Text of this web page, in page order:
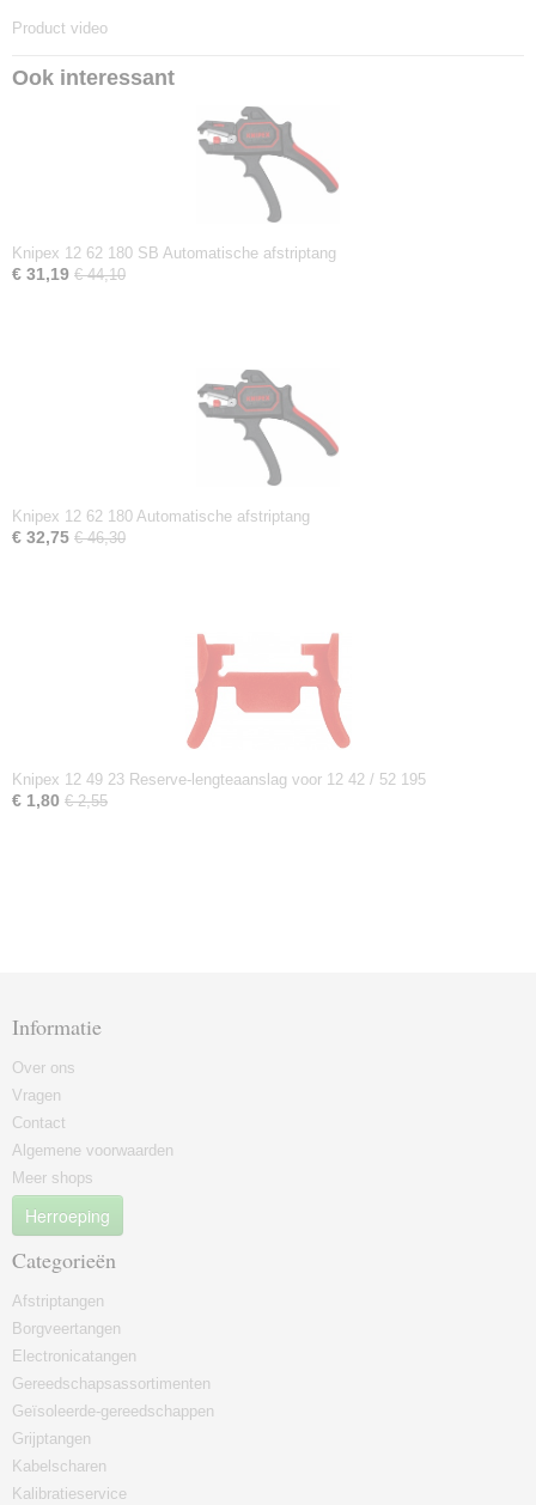
Product video
Ook interessant
Knipex 12 62 180 SB Automatische afstriptang
€ 31,19 € 44,10
Knipex 12 62 180 Automatische afstriptang
€ 32,75 € 46,30
Knipex 12 49 23 Reserve-lengteaanslag voor 12 42 / 52 195
€ 1,80 € 2,55
Informatie
Over ons
Vragen
Contact
Algemene voorwaarden
Meer shops
Herroeping
Categorieën
Afstriptangen
Borgveertangen
Electronicatangen
Gereedschapsassortimenten
Geïsoleerde-gereedschappen
Grijptangen
Kabelscharen
Kalibratieservice